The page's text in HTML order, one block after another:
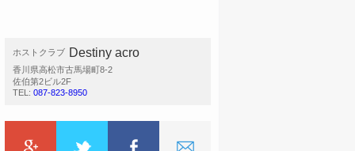
ホストクラブ Destiny acro
香川県高松市古馬場町8-2
佐伯第2ビル2F
TEL: 087-823-8950